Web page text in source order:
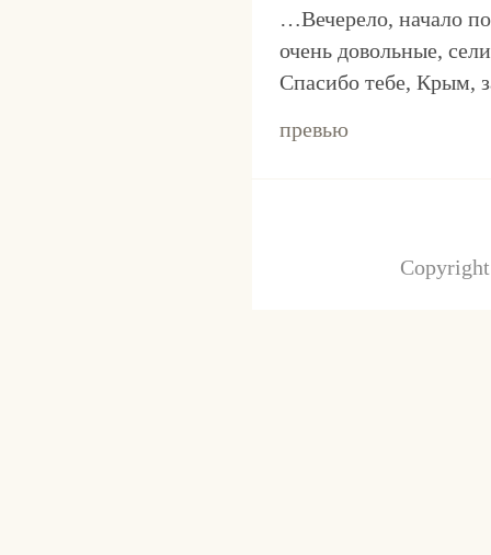
…Вечерело, начало
очень довольные,
Спасибо тебе, Крым,
превью